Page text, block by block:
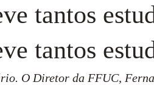
tantos
tantos
O Diretor da FFUC,